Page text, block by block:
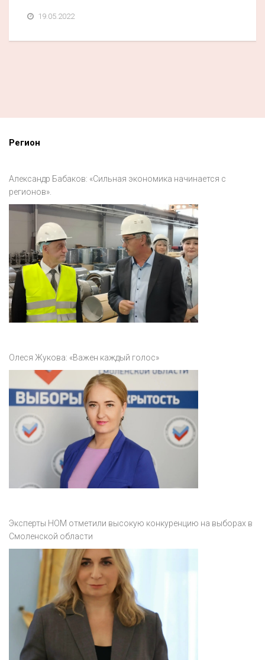
19.05.2022
Регион
Александр Бабаков: «Сильная экономика начинается с
регионов».
Олеся Жукова: «Важен каждый голос»
Эксперты НОМ отметили высокую конкуренцию на выборах в
Смоленской области